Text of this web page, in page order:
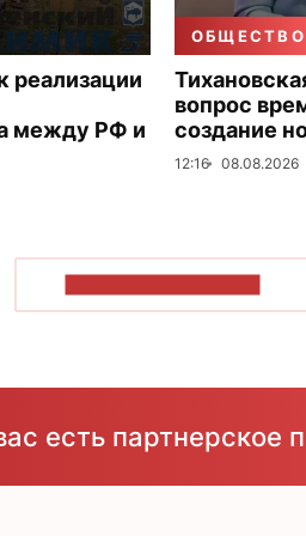
реализации
между РФ и
ОБЩЕСТВО
вопрос
создание
12:16 08.08.2026
есть партнерское